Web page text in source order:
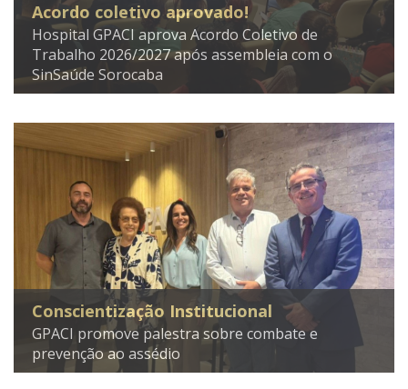
Acordo coletivo aprovado!
Hospital GPACI aprova Acordo Coletivo de
Trabalho 2026/2027 após assembleia com o
SinSaúde Sorocaba
Conscientização Institucional
GPACI promove palestra sobre combate e
prevenção ao assédio